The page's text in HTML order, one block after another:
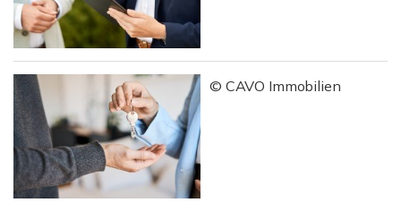
© CAVO Immobilien